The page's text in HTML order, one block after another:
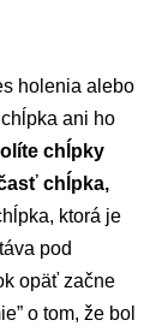
holenia alebo
ani ho
chĺpky
chĺpka,
ktorá je
pod
opäť začne
o tom, že bol